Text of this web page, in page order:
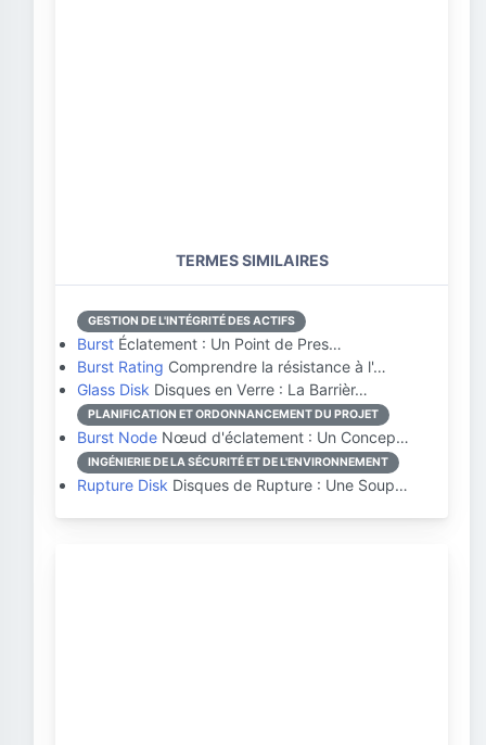
TERMES SIMILAIRES
GESTION DE L'INTÉGRITÉ DES ACTIFS
Burst Éclatement : Un Point de Pres…
Burst Rating Comprendre la résistance à l'…
Glass Disk Disques en Verre : La Barrièr…
PLANIFICATION ET ORDONNANCEMENT DU PROJET
Burst Node Nœud d'éclatement : Un Concep…
INGÉNIERIE DE LA SÉCURITÉ ET DE L'ENVIRONNEMENT
Rupture Disk Disques de Rupture : Une Soup…